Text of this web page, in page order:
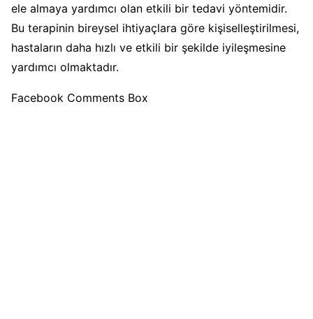
ele almaya yardımcı olan etkili bir tedavi yöntemidir.
Bu terapinin bireysel ihtiyaçlara göre kişiselleştirilmesi,
hastaların daha hızlı ve etkili bir şekilde iyileşmesine
yardımcı olmaktadır.
Facebook Comments Box